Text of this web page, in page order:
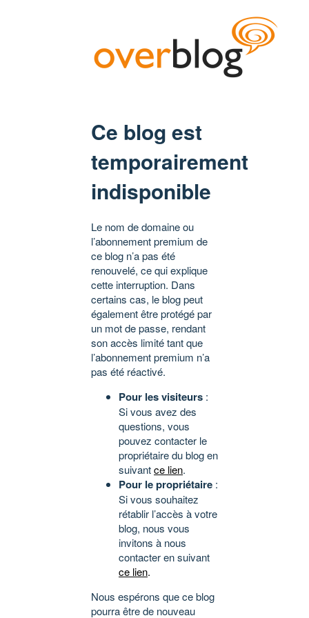
Ce blog est
temporairement
indisponible
Le nom de domaine ou
l’abonnement premium de
ce blog n’a pas été
renouvelé, ce qui explique
cette interruption. Dans
certains cas, le blog peut
également être protégé par
un mot de passe, rendant
son accès limité tant que
l’abonnement premium n’a
pas été réactivé.
Pour les visiteurs :
Si vous avez des
questions, vous
pouvez contacter le
propriétaire du blog en
suivantce lien.
Pour le propriétaire :
Si vous souhaitez
rétablir l’accès à votre
blog, nous vous
invitons à nous
contacter en suivant
ce lien.
Nous espérons que ce blog
pourra être de nouveau